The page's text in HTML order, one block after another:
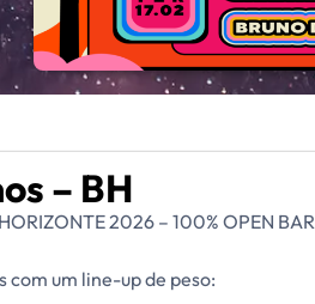
– BH
2026 – 100% OPEN BAR
com um line-up de peso: